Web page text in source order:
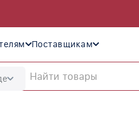
Поставщикам